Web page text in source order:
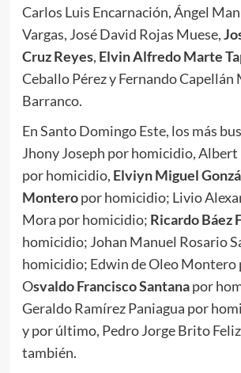
Carlos Luis Encarnación, Ángel
Vargas, José David Rojas Muese,
Cruz Reyes, Elvin Alfredo Marte
Ceballo Pérez y Fernando Capellán
Barranco.
En Santo Domingo Este, los más
Jhony Joseph por homicidio, Albert
por homicidio, Elviyn Miguel
Monteropor homicidio; Livio
Mora por homicidio; Ricardo Báez
homicidio; Johan Manuel Rosario
homicidio; Edwin de Oleo
Osvaldo Francisco Santanapor
Geraldo Ramírez Paniagua por
y por último, Pedro Jorge Brito
también.